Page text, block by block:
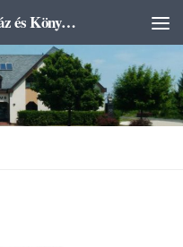
Tát Város Önkormányzat Kultúrház és Könyvtár